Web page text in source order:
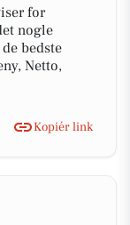
for
nogle
bedste
Netto,
Kopiér link